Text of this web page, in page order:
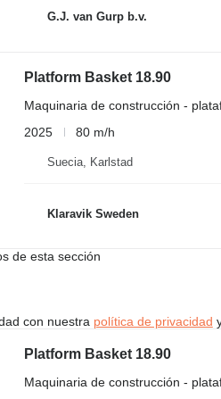
G.J. van Gurp b.v.
Platform Basket 18.90
Maquinaria de construcción -
2025
80 m/h
Suecia, Karlstad
Klaravik Sweden
de esta sección
con nuestra política de privacidad
Platform Basket 18.90
Maquinaria de construcción -